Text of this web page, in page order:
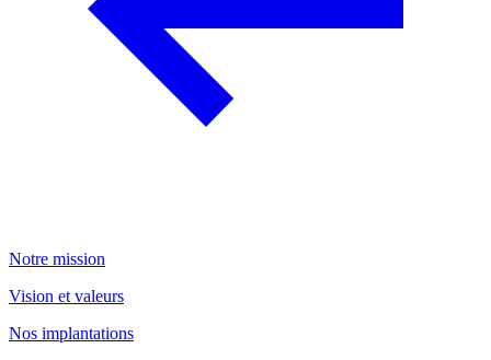
Notre mission
Vision et valeurs
Nos implantations